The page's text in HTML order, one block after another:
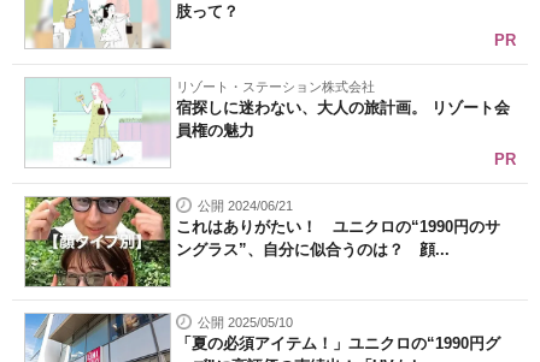
肢って？
PR
リゾート・ステーション株式会社
宿探しに迷わない、大人の旅計画。 リゾート会
員権の魅力
PR
公開 2024/06/21
これはありがたい！ ユニクロの“1990円のサ
ングラス”、自分に似合うのは？ 顔...
公開 2025/05/10
「夏の必須アイテム！」ユニクロの“1990円グ